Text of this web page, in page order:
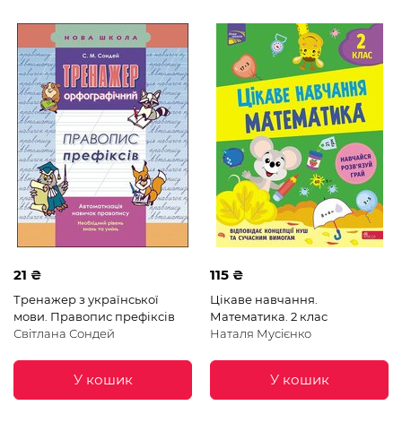
21 ₴
Тренажер з української
мови. Правопис префіксів
Світлана Сондей
У кошик
115 ₴
Цікаве навчання.
Математика. 2 клас
Наталя Мусієнко
У кошик